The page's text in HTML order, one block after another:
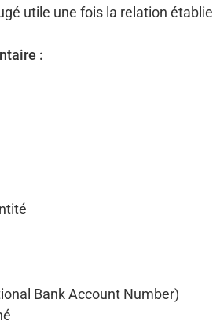
utile une fois la relation établie
:
Bank Account Number)